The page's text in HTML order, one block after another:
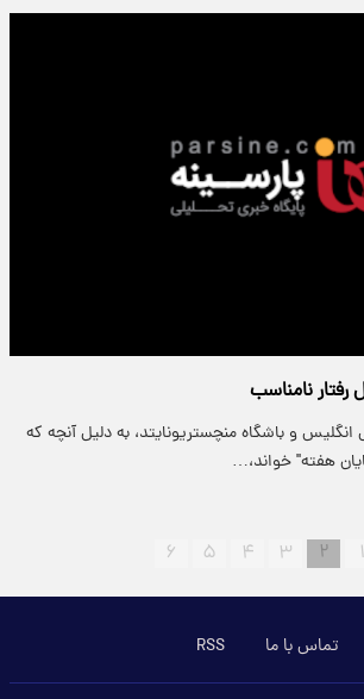
رفتار نامناسب
انگلیس و باشگاه منچستریونایتد، به دلیل آنچه که
هفته" خواند،…
۱ ۲ ۳ ۴ ۵ ۶
تماس با ما RSS